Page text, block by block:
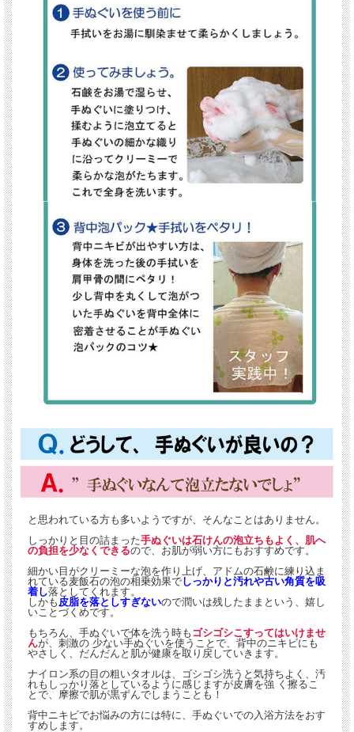
と思われている方も多いようですが、そんなことはありません。
しっかりと目の詰まった手ぬぐいは石けんの泡立ちもよく、肌へ
の負担を少なくできるので、お肌が弱い方にもおすすめです。
細かい目がクリーミーな泡を作り上げ、アドムの石鹸に練り込ま
れている麦飯石の泡の相乗効果でしっかりと汚れや古い角質を吸
着し落としてくれます。
しかも 皮脂を落としすぎないので潤いは残したままという、嬉し
いことづくめです。
もちろん、手ぬぐいで体を洗う時も ゴシゴシこすってはいけませ
んが、刺激の 少ない手ぬぐいを使うことで、背中のニキビにも
やさしく、だんだんと肌が健康を取り戻していきます。
ナイロン系の目の粗いタオルは、ゴシゴシ洗うと気持ちよく、汚
れもしっかり落としているように感じますが皮膚を強 く擦るこ
とで、摩擦で肌が黒ずんでしまうことも！
背中ニキビでお悩みの方には特に、手ぬぐいでの入浴方法をおす
すめします。